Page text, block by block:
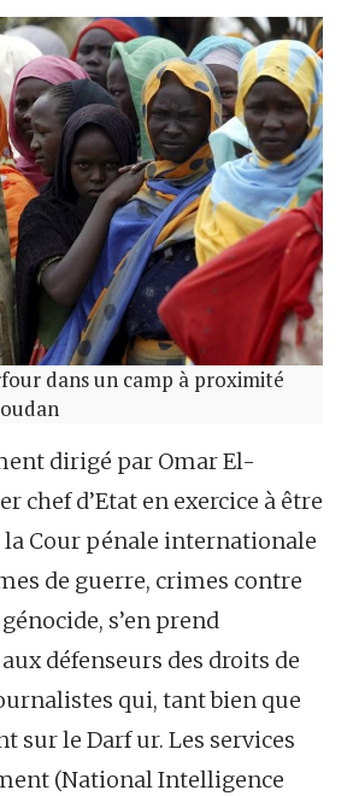
dans un camp à proximité
dirigé par Omar El-
chef d’Etat en exercice à être
Cour pénale internationale
de guerre, crimes contre
s’en prend
défenseurs des droits de
qui, tant bien que
sur le Darf ur. Les services
(National Intelligence